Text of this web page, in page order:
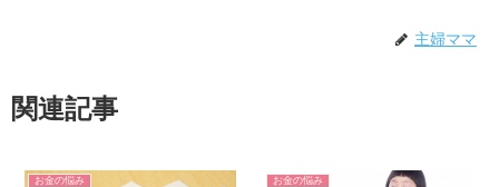
主婦ママ
関連記事
お金の悩み お金の悩み